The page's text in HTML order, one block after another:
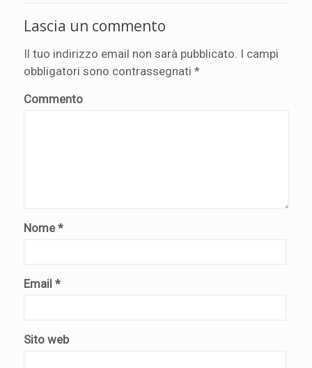
Lascia un commento
Il tuo indirizzo email non sarà pubblicato. I campi
obbligatori sono contrassegnati *
Commento
Nome*
Email *
Sito web